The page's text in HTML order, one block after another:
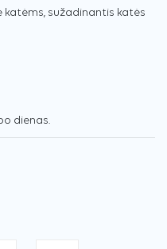
katėms, sužadinantis katės
dienas.